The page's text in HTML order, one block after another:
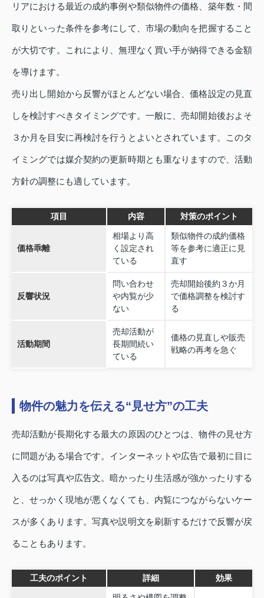
リアにおける最近の成約事例や類似物件の価格、築年数・間
取りといった条件を参考にして、市場の動向を把握すること
が大切です。これにより、無理なく買い手が納得できる金額
を導けます。
売り出し開始から反響がほとんどない場合、価格設定の見直
しを検討すべきタイミングです。一般に、売却開始後およそ
３か月を目安に再検討を行うとよいとされています。このタ
イミングでは媒介契約の更新時期とも重なりますので、活動
方針の調整にも適しています。
項目 内容 対策のポイント
価格乖離
相場より高
く設定され
ている
類似物件の成約価格
等を参考に適正に見
直す
反響状況
問い合わせ
や内覧が少
ない
売却開始後約３か月
で価格調整を検討す
る
活動期間
売却活動が
長期間続い
ている
価格の見直しや販売
戦略の再考を急ぐ
物件の魅力を伝える“見せ方”の工夫
売却活動が長期化する最大の原因のひとつは、物件の見せ方
に問題がある場合です。インターネットや広告で最初に目に
入るのは写真や広告文。暗かったり生活感が強かったりする
と、せっかく現地が悪くなくても、内覧につながらないケー
スが多くあります。写真や説明文を刷新するだけで反響が戻
ることもあります。
工夫のポイント 詳細 効果